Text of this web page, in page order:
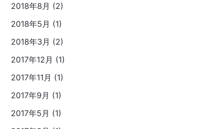
2018年8月 (2)
2018年5月 (1)
2018年3月 (2)
2017年12月 (1)
2017年11月 (1)
2017年9月 (1)
2017年5月 (1)